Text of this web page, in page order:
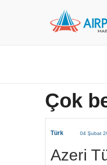
Çok
Türk 04 Şubat
Azeri